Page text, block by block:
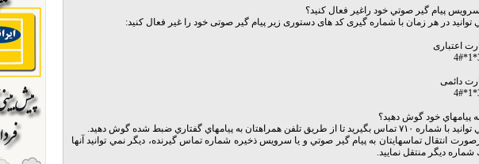
پيام گير صوتي خود راغير فعال كنيد؟
در هر زمان با شماره گیری کد های دستوری زیر پیام گیر صوتی خود را غیر فعال کنید:
اعتباری
دائمی
پيامهاي خود گوش دهيد؟
بگيريد تا از طريق تلفن همراهتان به پيامهاي گفتاري ضبط شده گوش دهيد.
انتقال تماسهايتان به پيام گير صوتي و يا سرويس ذخيره شماره تماس گيرنده، ديگر نمي توانيد آنها
شماره ديگر منتقل نماييد.